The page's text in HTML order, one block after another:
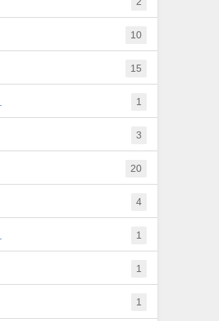
10
15
1
3
20
4
1
1
1